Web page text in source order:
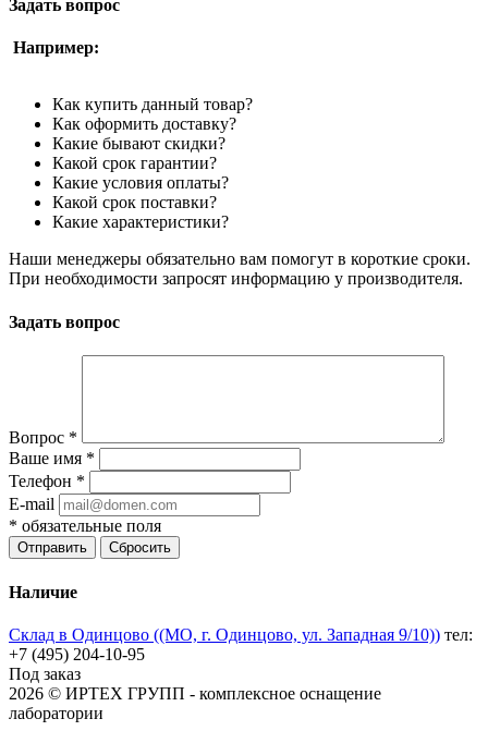
Задать вопрос
Например:
Как купить данный товар?
Как оформить доставку?
Какие бывают скидки?
Какой срок гарантии?
Какие условия оплаты?
Какой срок поставки?
Какие характеристики?
Наши менеджеры обязательно вам помогут в короткие сроки.
При необходимости запросят информацию у производителя.
Задать вопрос
Вопрос *
Ваше имя *
Телефон *
E-mail
* обязательные поля
Отправить Сбросить
Наличие
Склад в Одинцово ((МО, г. Одинцово, ул. Западная 9/10)) тел:
+7 (495) 204-10-95
Под заказ
2026 © ИРТЕХ ГРУПП - комплексное оснащение
лаборатории